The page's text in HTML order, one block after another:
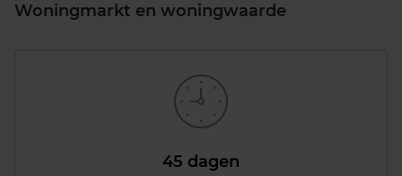
Woningmarkt en woningwaarde
45 dagen